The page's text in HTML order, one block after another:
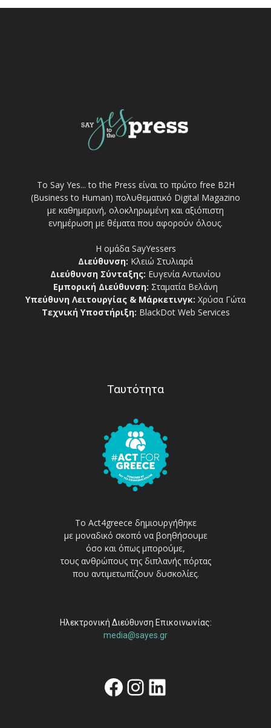
Το Say Yes... to the Press είναι το πρώτο free Β2Η
(Business to Human) πολυθεματικό Digital Magazino
με καθημερινή, ολοκληρωμένη και αξιόπιστη
ενημέρωση με θέματα που αφορούν όλους.
Η ομάδα SayYessers
Διεύθυνση: Κλειώ Στυλιαρά
Διεύθυνση Σύνταξης: Ευγενία Αντωνίου
Εμπορική Διεύθυνση: Σταματία Βελάνη
Υπεύθυνη Λειτουργίας & Μάρκετινγκ: Χρύσα Γώτα
Τεχνική Υποστήριξη: BlackDot Web Services
Ταυτότητα
Το Act4greece δημιουργήθηκε
με μοναδικό σκοπό να βοηθήσουμε
όσο και όπως μπορούμε,
τους ανθρώπους της διπλανής πόρτας
που αντιμετωπίζουν δυσκολίες.
Ηλεκτρονική Διεύθυνση Επικοινωνίας:
media@sayes.gr
Facebook
Instagram
Linkedin